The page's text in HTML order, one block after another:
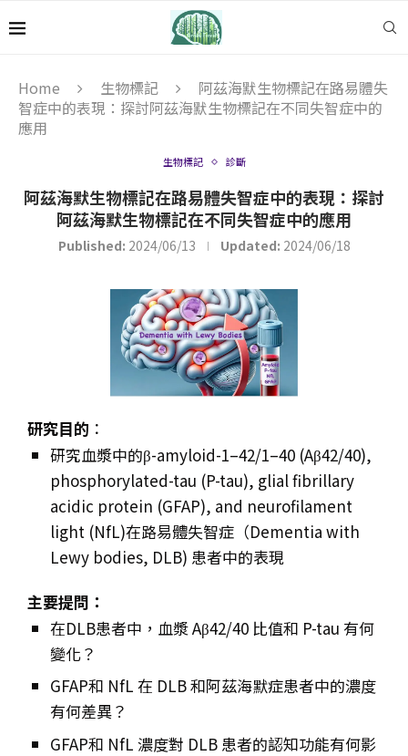
Home 生物標記
阿茲海默生物標記在路易體失
智症中的表現：探討阿茲海默生物標記在不同失智症中的
應用
生物標記 診斷
阿茲海默生物標記在路易體失智症中的表現：探討
阿茲海默生物標記在不同失智症中的應用
Published: 2024/06/13 Updated: 2024/06/18
研究目的 ：
研究血漿中的β-amyloid-1–42/1–40 (Aβ42/40),
phosphorylated-tau (P-tau), glial fibrillary
acidic protein (GFAP), and neurofilament
light (NfL)在路易體失智症（Dementia with
Lewy bodies, DLB) 患者中的表現
主要提問：
在DLB患者中，血漿 Aβ42/40 比值和 P-tau 有何
變化？
GFAP和 NfL 在 DLB 和阿茲海默症患者中的濃度
有何差異？
GFAP和 NfL 濃度對 DLB 患者的認知功能有何影